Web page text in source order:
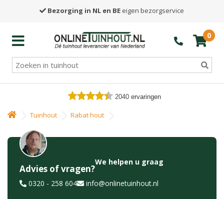
Bezorging in NL en BE eigen bezorgservice
0
2040 ervaringen
Tuinhout Rabat hout
Advies of vragen?
We helpen u graag
0320 - 258 604 info@onlinetuinhout.nl